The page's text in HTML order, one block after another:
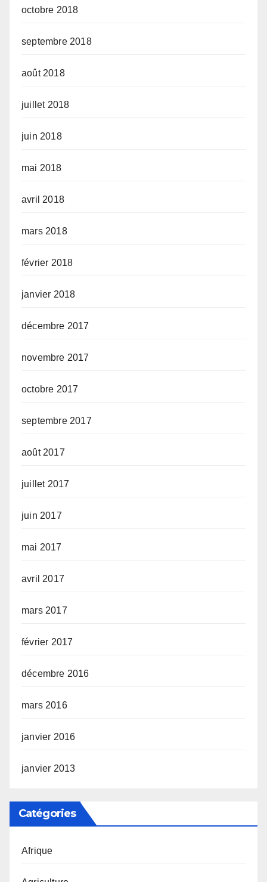
octobre 2018
septembre 2018
août 2018
juillet 2018
juin 2018
mai 2018
avril 2018
mars 2018
février 2018
janvier 2018
décembre 2017
novembre 2017
octobre 2017
septembre 2017
août 2017
juillet 2017
juin 2017
mai 2017
avril 2017
mars 2017
février 2017
décembre 2016
mars 2016
janvier 2016
janvier 2013
Catégories
Afrique